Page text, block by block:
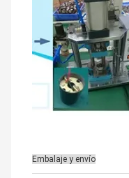
Embalaje y envío